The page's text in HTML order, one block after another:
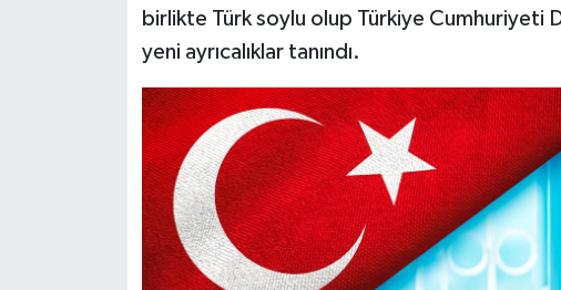
birlikte Türk soylu olup Türkiye Cumhuriyeti
yeni ayrıcalıklar tanındı.